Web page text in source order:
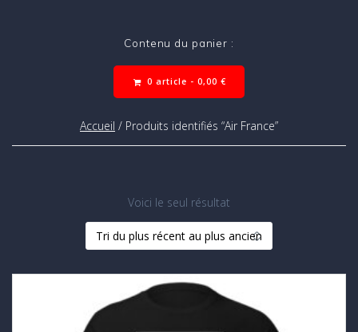
Contenu du panier :
0 article - 0,00 €
Accueil / Produits identifiés “Air France”
Voici le seul résultat